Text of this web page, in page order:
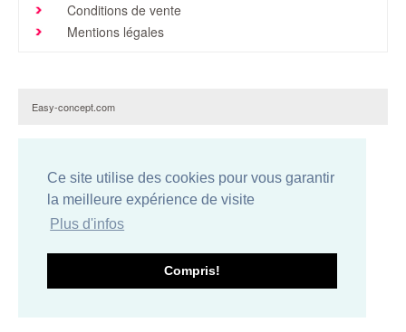
Ce site utilise des cookies pour vous garantir
la meilleure expérience de visite
Plus d'infos
Compris!
Dépôts
Conditions de vente
Mentions légales
Easy-concept.com